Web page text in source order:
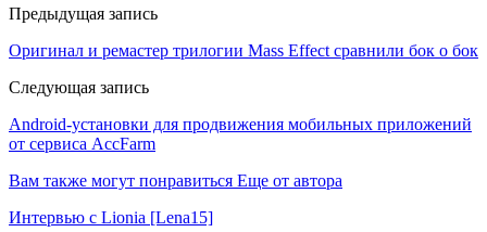
Предыдущая запись
Оригинал и ремастер трилогии Mass Effect сравнили бок о бок
Следующая запись
Android-установки для продвижения мобильных приложений
от сервиса AccFarm
Вам также могут понравиться Еще от автора
Интервью с Lionia [Lena15]